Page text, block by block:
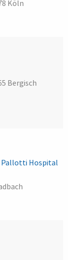
Köln
Bergisch
Pallotti Hospital